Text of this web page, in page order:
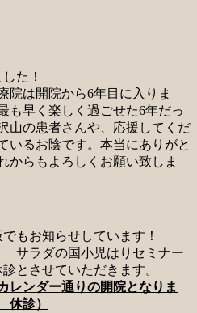
た！
院は開院から6年目に入りま
も早く楽しく過ごせた6年だっ
山の患者さんや、応援してくだ
いるお陰です。本当にありがと
からもよろしくお願い致しま
もお知らせしています！
ラダの国小児はりセミナー
とさせていただきます。
ンダー通りの開院となりま
休診）